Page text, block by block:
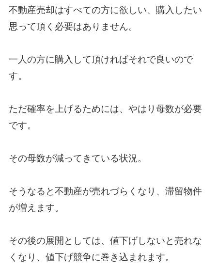
不動産売却はすべての方に欲しい、購入したい
思って頂く必要はありません。
一人の方に購入して頂ければそれで良いので
す。
ただ確率を上げるためには、やはり母数が必要
です。
その母数が減ってきている状況。
そうなると不動産が売れづらくなり、滞留物件
が増えます。
その後の展開としては、値下げしないと売れな
くなり、値下げ競争に巻き込まれます。